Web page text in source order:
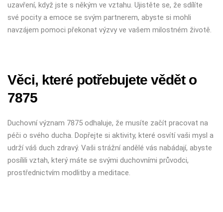
uzavření, když jste s někým ve vztahu. Ujistěte se, že sdílíte
své pocity a emoce se svým partnerem, abyste si mohli
navzájem pomoci překonat výzvy ve vašem milostném životě.
Věci, které potřebujete vědět o
7875
Duchovní význam 7875 odhaluje, že musíte začít pracovat na
péči o svého ducha. Dopřejte si aktivity, které osvítí vaši mysl a
udrží váš duch zdravý. Vaši strážní andělé vás nabádají, abyste
posílili vztah, který máte se svými duchovními průvodci,
prostřednictvím modlitby a meditace.